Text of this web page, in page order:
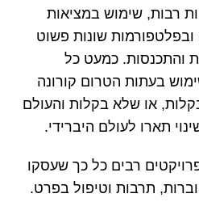
רבות, שימוש במציאות
שונות פשוט
והתכנסות. כמעט כל
בעתות הטרום קורונה
או שלא בקלות והעולם
תארו לעולם היברידי.
רבים כל כך שעסקו
תרבות וטיפול בפרט.